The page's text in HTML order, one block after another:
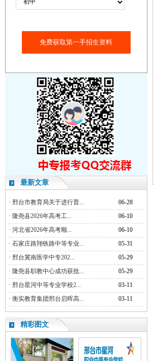
免费获取第一手招生资料
最新文章
· 邢台市教育局关于进行普...
06-28
· 隆尧县2026年高考工...
06-10
· 河北省2026年高考顺...
06-10
· 石家庄路翔铁路中等专业...
05-31
· 邢台冀南医学中专202...
05-29
· 隆尧县职教中心成功获批...
05-29
· 邢台星河中等专业学校2...
03-11
· 衡实教育集团邢台启晖高... 03-11
精彩图文